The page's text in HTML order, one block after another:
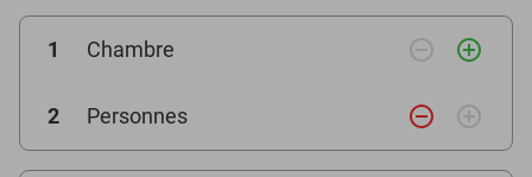
1 Chambre remove_circle_outline add_circle_outline
2 Personnes remove_circle_outline add_circle_outline